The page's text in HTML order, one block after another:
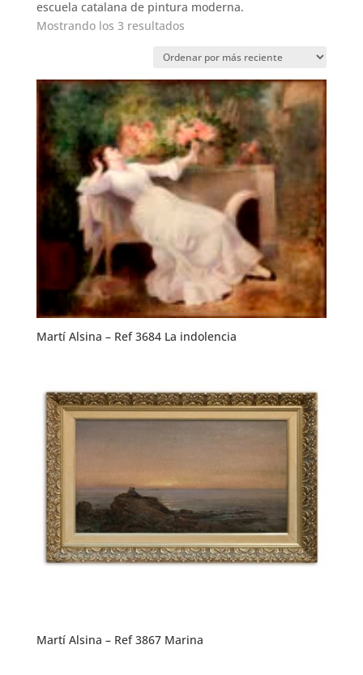
escuela catalana de pintura moderna.
Mostrando los 3 resultadosOrdenado
los
últimos
Martí Alsina – Ref 3684 La indolencia
Martí Alsina – Ref 3867 Marina